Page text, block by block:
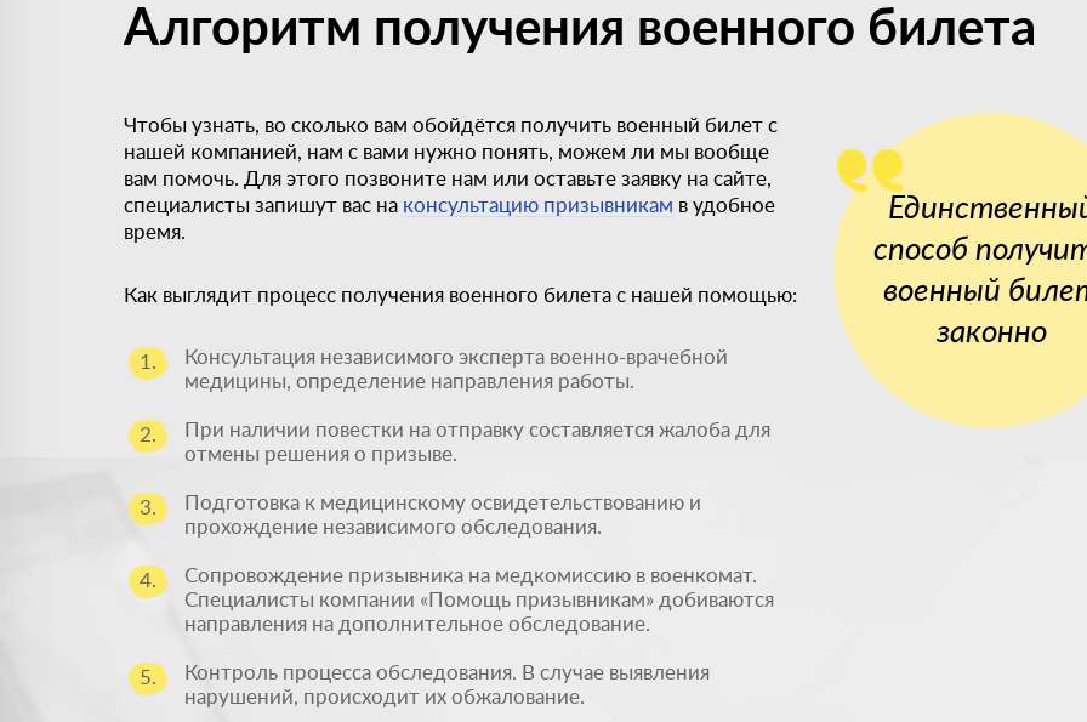
Алгоритм получения военного билета
Чтобы узнать, во сколько вам обойдётся получить военный билет с
нашей компанией, нам с вами нужно понять, можем ли мы вообще
вам помочь. Для этого позвоните нам или оставьте заявку на сайте,
специалисты запишут вас на консультацию призывникам в удобное
время.
Как выглядит процесс получения военного билета с нашей помощью:
1.
Консультация независимого эксперта военно-врачебной
медицины, определение направления работы.
2.
При наличии повестки на отправку составляется жалоба для
отмены решения о призыве.
3.
Подготовка к медицинскому освидетельствованию и
прохождение независимого обследования.
4.
Сопровождение призывника на медкомиссию в военкомат.
Специалисты компании «Помощь призывникам» добиваются
направления на дополнительное обследование.
5.
Контроль процесса обследования. В случае выявления
нарушений, происходит их обжалование.
способ
военный
законно